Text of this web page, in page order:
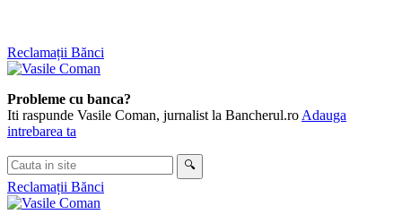
Skip
to
Reclamații Bănci
Probleme cu banca?
Iti raspunde Vasile Coman, jurnalist la Bancherul.ro Adauga
intrebarea ta
Cauta
in
site
🔍
Reclamații Bănci